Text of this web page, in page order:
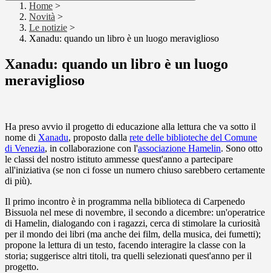
Home >
Novità >
Le notizie >
Xanadu: quando un libro è un luogo meraviglioso
Xanadu: quando un libro è un luogo
meraviglioso
Ha preso avvio il progetto di educazione alla lettura che va sotto il
nome di Xanadu, proposto dalla rete delle biblioteche del Comune
di Venezia, in collaborazione con l'associazione Hamelin. Sono otto
le classi del nostro istituto ammesse quest'anno a partecipare
all'iniziativa (se non ci fosse un numero chiuso sarebbero certamente
di più).
Il primo incontro è in programma nella biblioteca di Carpenedo
Bissuola nel mese di novembre, il secondo a dicembre: un'operatrice
di Hamelin, dialogando con i ragazzi, cerca di stimolare la curiosità
per il mondo dei libri (ma anche dei film, della musica, dei fumetti);
propone la lettura di un testo, facendo interagire la classe con la
storia; suggerisce altri titoli, tra quelli selezionati quest'anno per il
progetto.